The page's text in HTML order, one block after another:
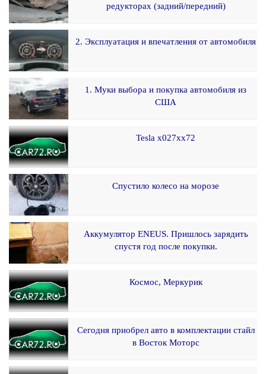
редукторах (задний/передний)
2. Эксплуатация и впечатления от автомобиля
1. Муки выбора и покупка автомобиля из
США
Tesla x027xx72
Спустило колесо на морозе
Аккумулятор ENEUS. Пришлось зарядить
спустя год после покупки.
Космос, Меркурик
Сегодня приобрел авто в комплектации стайл
в Восток Моторс